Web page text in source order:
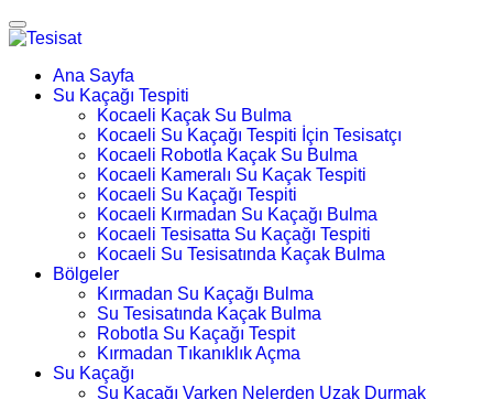
Ana Sayfa
Su Kaçağı Tespiti
Kocaeli Kaçak Su Bulma
Kocaeli Su Kaçağı Tespiti İçin Tesisatçı
Kocaeli Robotla Kaçak Su Bulma
Kocaeli Kameralı Su Kaçak Tespiti
Kocaeli Su Kaçağı Tespiti
Kocaeli Kırmadan Su Kaçağı Bulma
Kocaeli Tesisatta Su Kaçağı Tespiti
Kocaeli Su Tesisatında Kaçak Bulma
Bölgeler
Kırmadan Su Kaçağı Bulma
Su Tesisatında Kaçak Bulma
Robotla Su Kaçağı Tespit
Kırmadan Tıkanıklık Açma
Su Kaçağı
Su Kaçağı Varken Nelerden Uzak Durmak